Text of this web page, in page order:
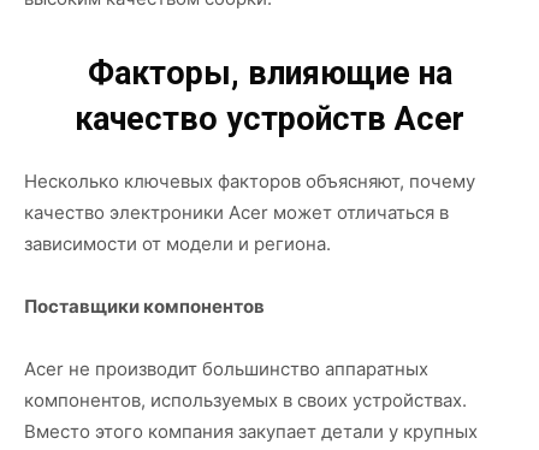
Факторы, влияющие на
качество устройств Acer
Несколько ключевых факторов объясняют, почему
качество электроники Acer может отличаться в
зависимости от модели и региона.
Поставщики компонентов
Acer не производит большинство аппаратных
компонентов, используемых в своих устройствах.
Вместо этого компания закупает детали у крупных